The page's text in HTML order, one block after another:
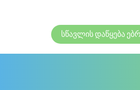
სწავლის დაწყება